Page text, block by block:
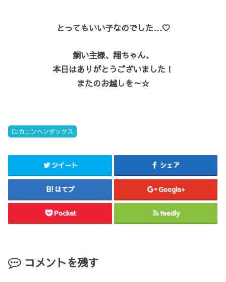
とってもいい子なのでした…♡
飼い主様、翔ちゃん、
本日はありがとうございました！
またのお越しを～☆
カニンヘンダックス
ツイート シェア
はてブ Google+
Pocket feedly
コメントを残す